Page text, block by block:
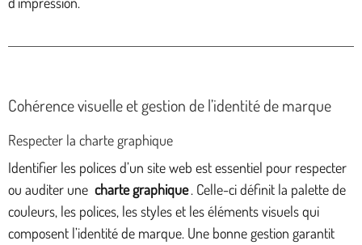
Cohérence visuelle et gestion de l’identité de marque
Respecter la charte graphique
Identifier les polices d’un site web est essentiel pour respecter
ou auditer une charte graphique . Celle-ci définit la palette de
couleurs, les polices, les styles et les éléments visuels qui
composent l’identité de marque. Une bonne gestion garantit